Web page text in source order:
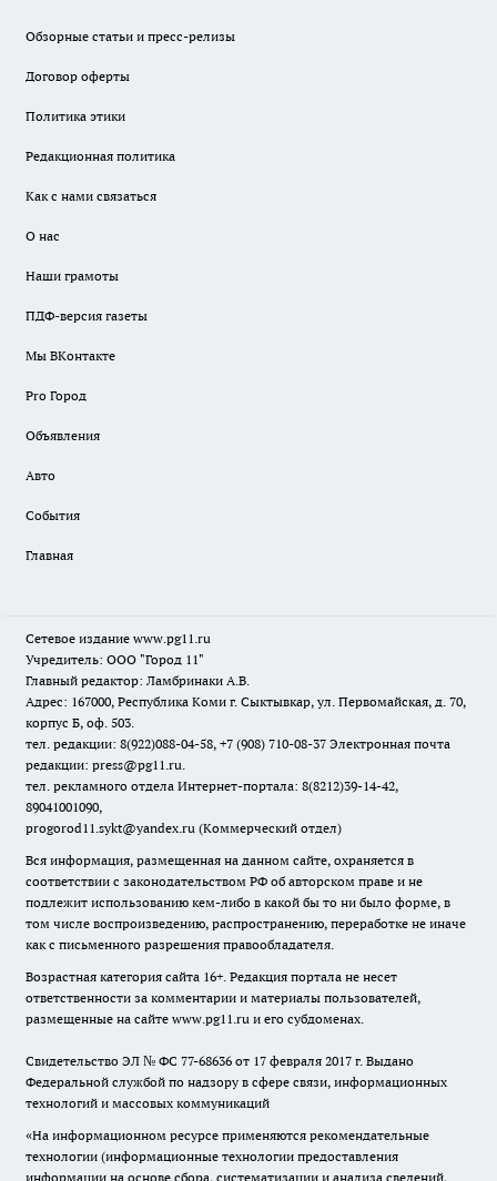
Обзорные статьи и пресс-релизы
Договор оферты
Политика этики
Редакционная политика
Как с нами связаться
О нас
Наши грамоты
ПДФ-версия газеты
Мы ВКонтакте
Pro Город
Объявления
Авто
События
Главная
Сетевое издание www.pg11.ru
Учредитель: ООО "Город 11"
Главный редактор: Ламбринаки А.В.
Адрес: 167000, Республика Коми г. Сыктывкар, ул. Первомайская, д. 70,
корпус Б, оф. 503.
тел. редакции: 8(922)088-04-58, +7 (908) 710-08-37 Электронная почта
редакции: press@pg11.ru.
тел. рекламного отдела Интернет-портала: 8(8212)39-14-42,
89041001090,
progorod11.sykt@yandex.ru (Коммерческий отдел)
Вся информация, размещенная на данном сайте, охраняется в
соответствии с законодательством РФ об авторском праве и не
подлежит использованию кем-либо в какой бы то ни было форме, в
том числе воспроизведению, распространению, переработке не иначе
как с письменного разрешения правообладателя.
Возрастная категория сайта 16+. Редакция портала не несет
ответственности за комментарии и материалы пользователей,
размещенные на сайте www.pg11.ru и его субдоменах.
Свидетельство ЭЛ № ФС 77-68636 от 17 февраля 2017 г. Выдано
Федеральной службой по надзору в сфере связи, информационных
технологий и массовых коммуникаций
«На информационном ресурсе применяются рекомендательные
технологии (информационные технологии предоставления
информации на основе сбора, систематизации и анализа сведений,